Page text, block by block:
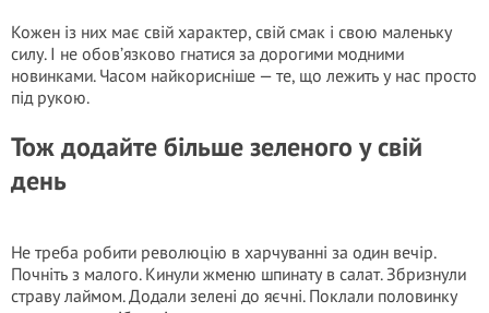
Кожен із них має свій характер, свій смак і свою маленьку
силу. І не обов’язково гнатися за дорогими модними
новинками. Часом найкорисніше — те, що лежить у нас просто
під рукою.
Тож додайте більше зеленого у свій
день
Не треба робити революцію в харчуванні за один вечір.
Почніть з малого. Кинули жменю шпинату в салат. Збризнули
страву лаймом. Додали зелені до яєчні. Поклали половинку